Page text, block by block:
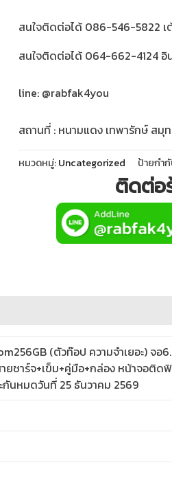
สนใจติดต่อได้ 086-546-5822 เ
สนใจติดต่อได้ 064-662-4124 อิ
line: @rabfak4you
สถานที่ : หนามแดง เทพารักษ์ สมุ
หมวดหมู่:Uncategorized ป้ายกำ
ติดต่อ
(ตัวท๊อป ความจำเยอะ)
ชาร์จ+เข็ม+คู่มือ+กล่อง หน้าจอติด
นหมดวันที่ 25 ธันวาคม 2569